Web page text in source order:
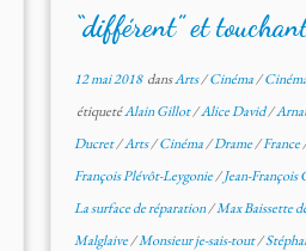
“différent” et
12 mai 2018dansArts/Cinéma/
étiquetéAlain Gillot/Alice David/
Ducret/Arts/Cinéma/Drame/France
François Plévôt-Leygonie/Jean-François
La surface de réparation/Max Baissette
Malglaive/Monsieur je-sais-tout/